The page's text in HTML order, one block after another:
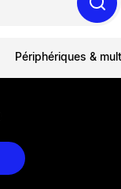
Périphériques &